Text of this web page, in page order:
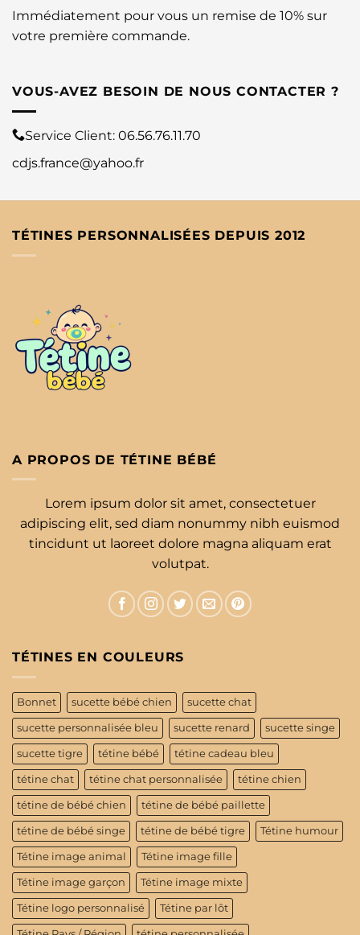
Immédiatement pour vous un remise de 10% sur
votre première commande.
VOUS-AVEZ BESOIN DE NOUS CONTACTER ?
Service Client: 06.56.76.11.70
cdjs.france@yahoo.fr
TÉTINES PERSONNALISÉES DEPUIS 2012
A PROPOS DE TÉTINE BÉBÉ
Lorem ipsum dolor sit amet, consectetuer
adipiscing elit, sed diam nonummy nibh euismod
tincidunt ut laoreet dolore magna aliquam erat
volutpat.
TÉTINES EN COULEURS
Bonnet sucette bébé chien sucette chat
sucette personnalisée bleu sucette renard sucette singe
sucette tigre tétine bébé tétine cadeau bleu
tétine chat tétine chat personnalisée tétine chien
tétine de bébé chien tétine de bébé paillette
tétine de bébé singe tétine de bébé tigre Tétine humour
Tétine image animal Tétine image fille
Tétine image garçon Tétine image mixte
Tétine logo personnalisé Tétine par lôt